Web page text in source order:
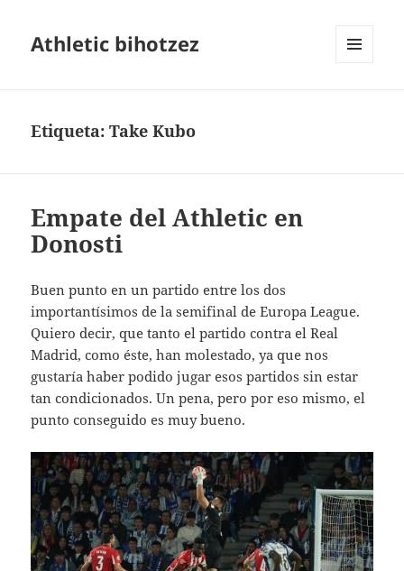
Athletic bihotzez
Etiqueta:Take Kubo
Empate del Athletic en
Donosti
Buen punto en un partido entre los dos
importantísimos de la semifinal de Europa League.
Quiero decir, que tanto el partido contra el Real
Madrid, como éste, han molestado, ya que nos
gustaría haber podido jugar esos partidos sin estar
tan condicionados. Un pena, pero por eso mismo, el
punto conseguido es muy bueno.